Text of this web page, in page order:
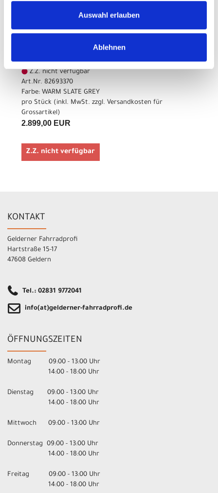
Auswahl erlauben
Ablehnen
Z.Z. nicht verfügbar
Art.Nr. 82693370
Farbe: WARM SLATE GREY
pro Stück (inkl. MwSt. zzgl. Versandkosten für
Grossartikel)
2.899,00 EUR
Z.Z. nicht verfügbar
KONTAKT
Gelderner Fahrradprofi
Hartstraße 15-17
47608 Geldern
Tel.: 02831 9772041
info(at)gelderner-fahrradprofi.de
ÖFFNUNGSZEITEN
Montag 09:00 - 13:00 Uhr
14:00 - 18:00 Uhr
Dienstag 09:00 - 13:00 Uhr
14:00 - 18:00 Uhr
Mittwoch 09:00 - 13:00 Uhr
Donnerstag 09:00 - 13:00 Uhr
14:00 - 18:00 Uhr
Freitag 09:00 - 13:00 Uhr
14:00 - 18:00 Uhr